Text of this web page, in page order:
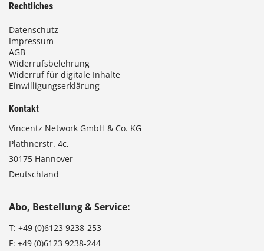
Rechtliches
Datenschutz
Impressum
AGB
Widerrufsbelehrung
Widerruf für digitale Inhalte
Einwilligungserklärung
Kontakt
Vincentz Network GmbH & Co. KG
Plathnerstr. 4c,
30175 Hannover
Deutschland
Abo, Bestellung & Service:
T: +49 (0)6123 9238-253
F: +49 (0)6123 9238-244